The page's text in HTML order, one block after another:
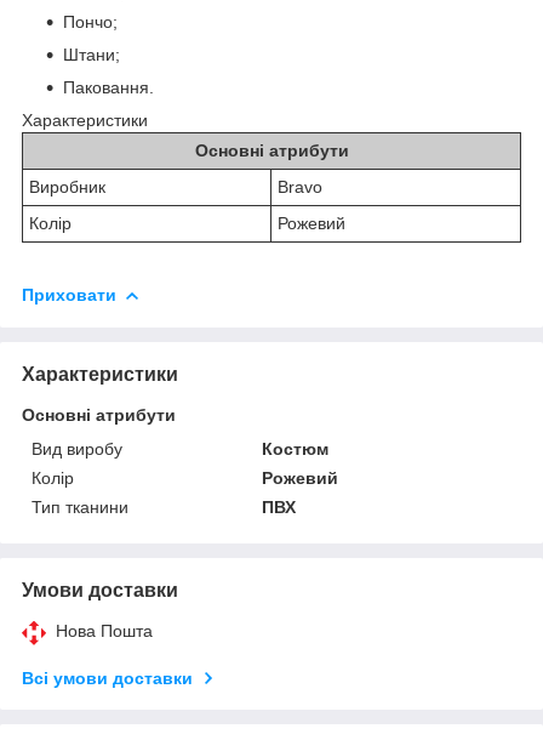
Пончо;
Штани;
Паковання.
Характеристики
Основні атрибути
Виробник
Bravo
Колір
Рожевий
Приховати
Характеристики
Основні атрибути
Вид виробу
Костюм
Колір
Рожевий
Тип тканини
ПВХ
Умови доставки
Нова Пошта
Всі умови доставки